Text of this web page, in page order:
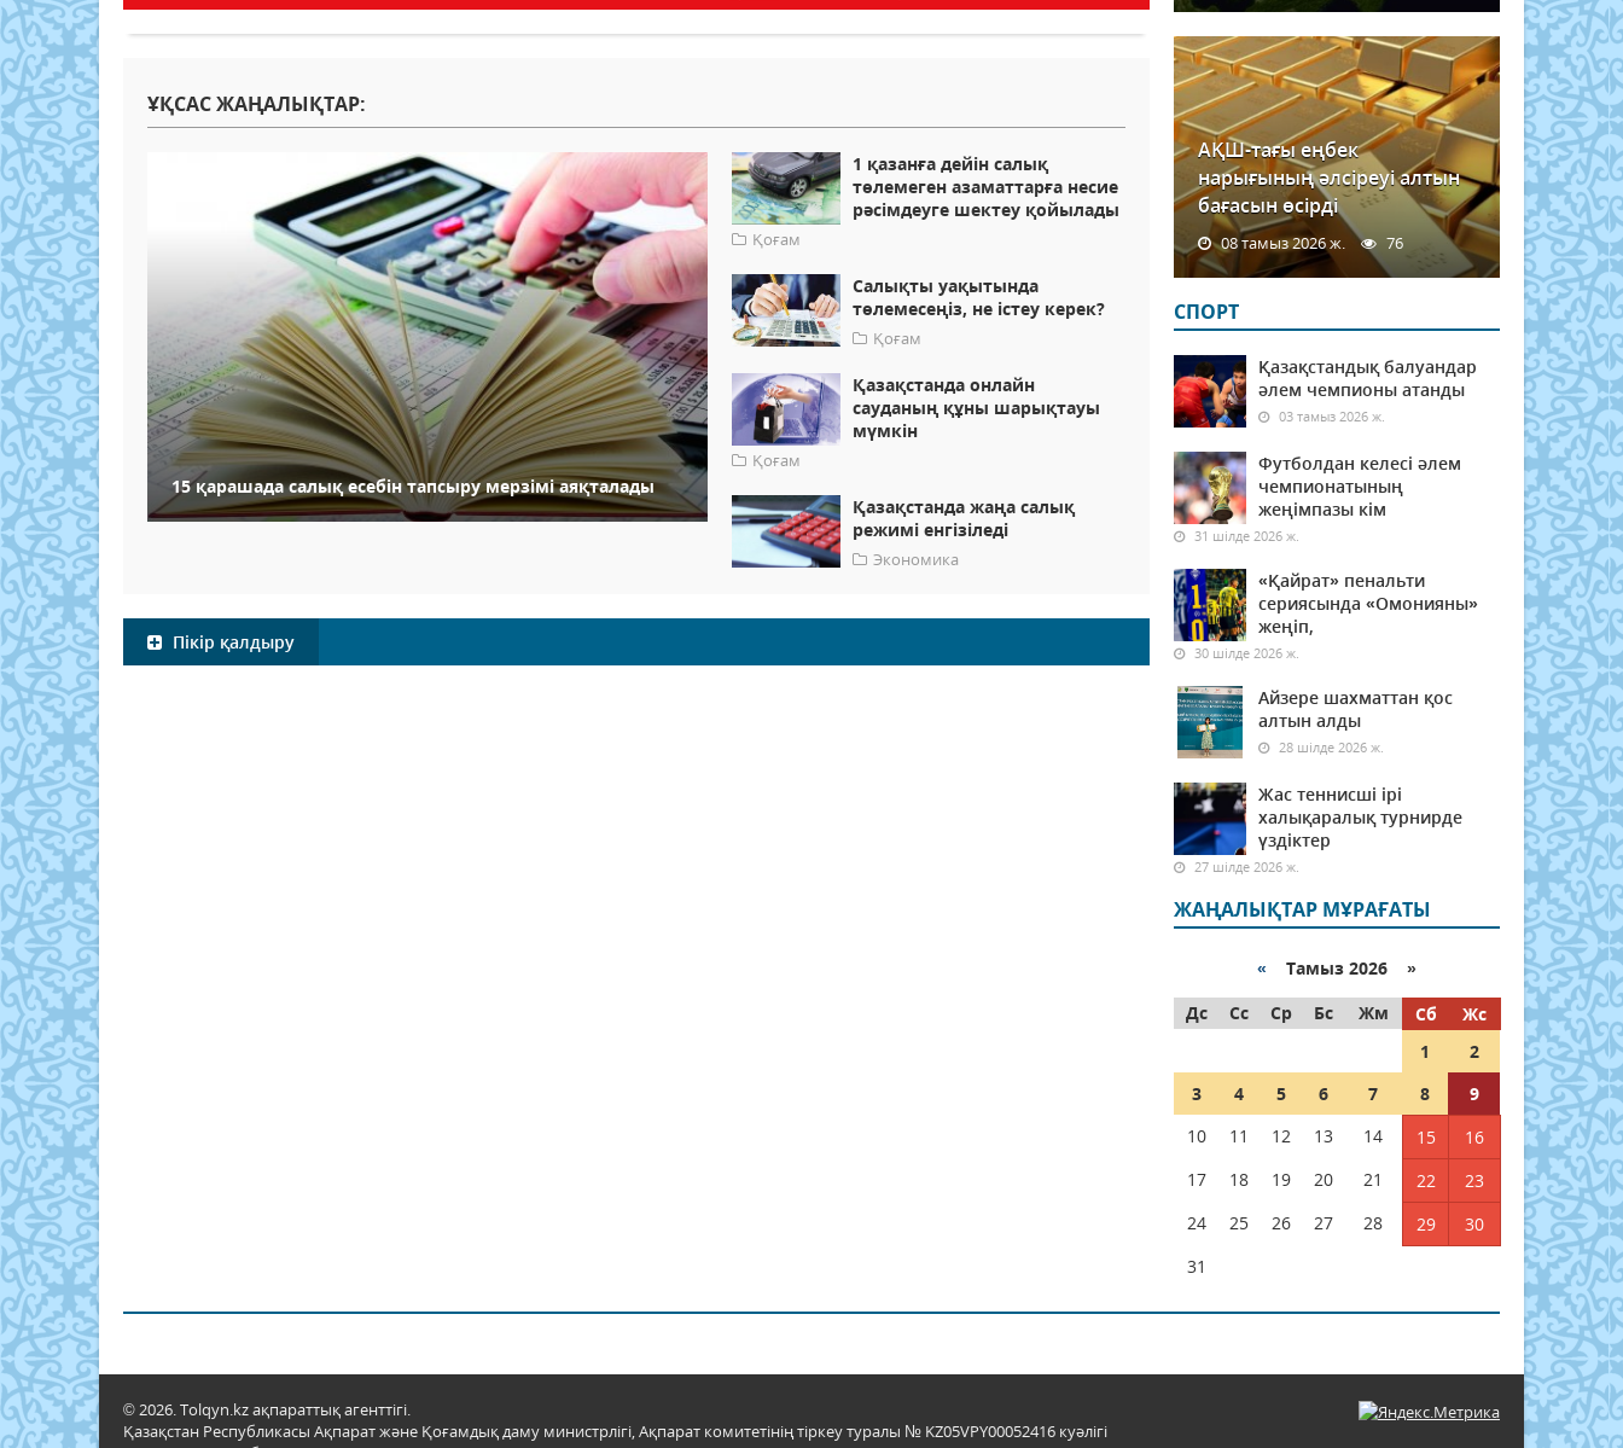
ҰҚСАС ЖАҢАЛЫҚТАР:
15 қарашада салық есебін тапсыру мерзімі аяқталады
1 қазанға дейін салық
төлемеген азаматтарға несие
рәсімдеуге шектеу қойылады
Қоғам
Салықты уақытында
төлемесеңіз, не істеу керек?
Қоғам
Қазақстанда онлайн
сауданың құны шарықтауы
мүмкін
Қоғам
Қазақстанда жаңа салық
режимі енгізіледі
Экономика
Пікір қалдыру
АҚШ-тағы еңбек
нарығының әлсіреуі алтын
бағасын өсірді
08 тамыз 2026 ж. 76
СПОРТ
Қазақстандық балуандар
әлем чемпионы атанды
03 тамыз 2026 ж.
Футболдан келесі әлем
чемпионатының
жеңімпазы кім
31 шілде 2026 ж.
«Қайрат» пенальти
сериясында «Омонияны»
жеңіп,
30 шілде 2026 ж.
Айзере шахматтан қос
алтын алды
28 шілде 2026 ж.
Жас теннисші ірі
халықаралық турнирде
үздіктер
27 шілде 2026 ж.
ЖАҢАЛЫҚТАР МҰРАҒАТЫ
« Тамыз 2026 »
Дс
Сс Ср Бс Жм Сб
Жс
1
2
3
4 5 6 7 8
9
10
11 12 13 14 15
16
17
18 19 20 21 22
23
24
25 26 27 28 29
30
31
© 2026. Tolqyn.kz ақпараттық агенттігі.
Қазақстан Республикасы Ақпарат және Қоғамдық даму министрлігі, Ақпарат комитетінің тіркеу туралы № KZ05VPY00052416 куәлігі